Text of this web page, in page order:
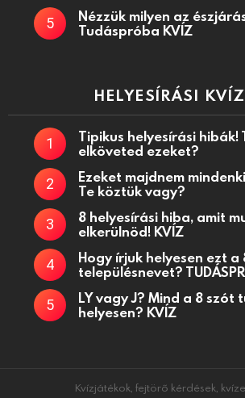
Nézzük milyen az
Tudáspróba KVÍZ
HELYESÍRÁSI
Tipikus helyesírási hibák!
elköveted ezeket?
Ezeket majdnem
Te köztük vagy?
8 helyesírási hiba, amit
elkerülnöd! KVÍZ
Hogy írjuk helyesen ezt a
településnevet?
LY vagy J? Mind a 8 szót
helyesen? KVÍZ
Kvízjátékok, fejtörő kérdések,